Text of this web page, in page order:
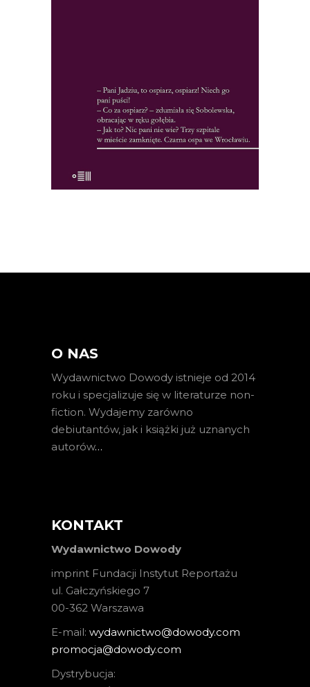
KSIĄŻKA DO KOSZYKA
O NAS
Wydawnictwo Dowody istnieje od 2014
roku i specjalizuje się w literaturze non-
fiction. Wydajemy zarówno
debiutantów, jak i książki już uznanych
autorów…
KONTAKT
Wydawnictwo Dowody
imprint Fundacji Instytut Reportażu
ul. Gałczyńskiego 7
00-362 Warszawa
E-mail: wydawnictwo@dowody.com
promocja@dowody.com
Dystrybucja: